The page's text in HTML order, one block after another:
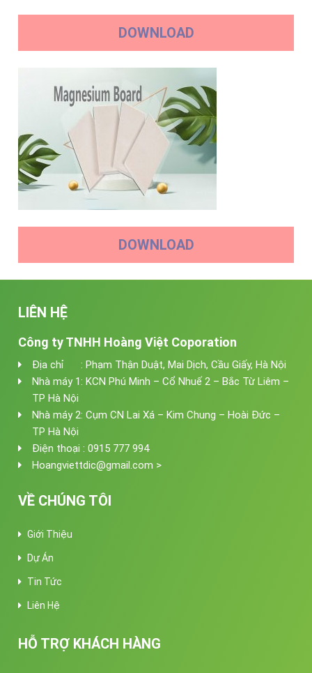
DOWNLOAD
DOWNLOAD
LIÊN HỆ
Công ty TNHH Hoàng Việt Coporation
Địa chỉ : Phạm Thận Duật, Mai Dịch, Cầu Giấy, Hà Nội
Nhà máy 1: KCN Phú Minh – Cổ Nhuế 2 – Bắc Từ Liêm –
TP Hà Nội
Nhà máy 2: Cụm CN Lai Xá – Kim Chung – Hoài Đức –
TP Hà Nội
Điện thoại : 0915 777 994
Hoangviettdic@gmail.com >
VỀ CHÚNG TÔI
Giới Thiệu
Dự Án
Tin Tức
Liên Hệ
HỖ TRỢ KHÁCH HÀNG